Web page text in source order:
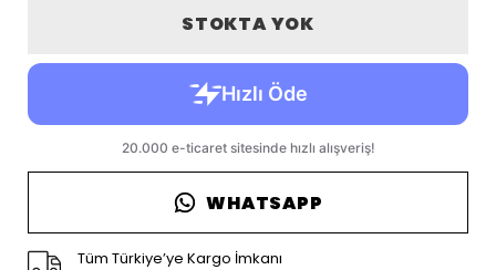
STOKTA YOK
WHATSAPP
Tüm Türkiye’ye Kargo İmkanı